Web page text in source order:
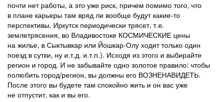
почти нет работы, а это уже риск, причем помимо того, что
в плане карьеры там вряд ли вообще будут какие-то
перспективы. Иркутск периодически трясет, т.е.
землетрясения, во Владивостоке КОСМИЧЕСКИЕ цены
на жилье, в Сыктывкар или Йошкар-Олу ходит только один
поезд в сутки, ну и.т.д. и.т.п.). Исходя из этого и выбирайте
регион и город. И не забывайте одно золотое правило: чтобы
полюбить город/регион, вы должны его ВОЗНЕНАВИДЕТЬ.
После этого вы будете там спокойно жить и он вас уже
не отпустит, как и вы его.